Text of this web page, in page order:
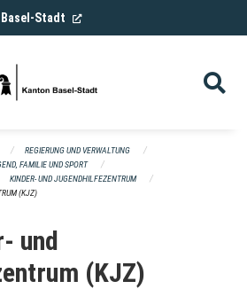
Stadt (External Link)
REGIERUNG UND VERWALTUNG
FAMILIE UND SPORT
KINDER- UND JUGENDHILFEZENTRUM
(KJZ)
und
(KJZ)